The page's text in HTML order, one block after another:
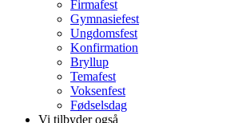
Firmafest
Gymnasiefest
Ungdomsfest
Konfirmation
Bryllup
Temafest
Voksenfest
Fødselsdag
Vi tilbyder også